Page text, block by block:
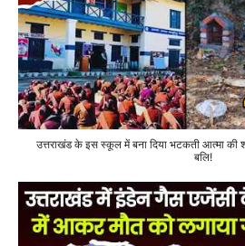
उत्तराखंड के इस स्कूल में बना दिया भटकती आत्मा की
बलि!